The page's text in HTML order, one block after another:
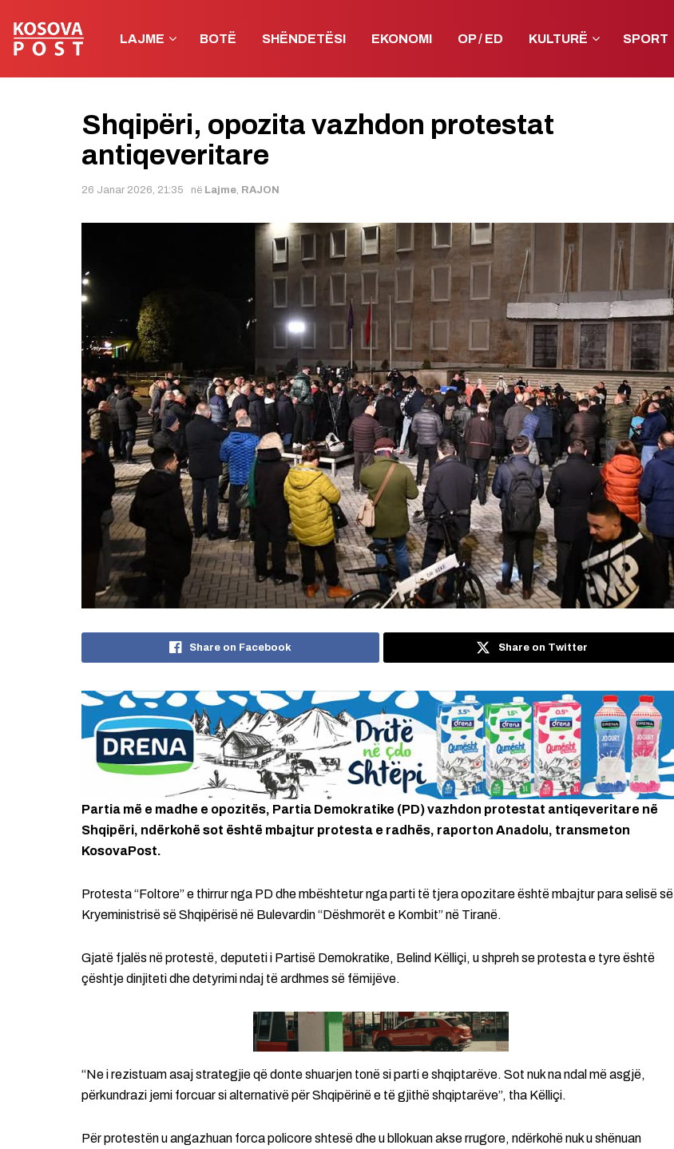
LAJME BOTË SHËNDETËSI EKONOMI OP / ED KULTURË SPORT
Shqipëri, opozita vazhdon protestat
antiqeveritare
26 Janar 2026, 21:35 në Lajme, RAJON
Share on Facebook Share on Twitter
Partia më e madhe e opozitës, Partia Demokratike (PD) vazhdon protestat antiqeveritare në
Shqipëri, ndërkohë sot është mbajtur protesta e radhës, raporton Anadolu, transmeton
KosovaPost.
Protesta “Foltore” e thirrur nga PD dhe mbështetur nga parti të tjera opozitare është mbajtur para selisë së
Kryeministrisë së Shqipërisë në Bulevardin “Dëshmorët e Kombit” në Tiranë.
Gjatë fjalës në protestë, deputeti i Partisë Demokratike, Belind Këlliçi, u shpreh se protesta e tyre është
çështje dinjiteti dhe detyrimi ndaj të ardhmes së fëmijëve.
“Ne i rezistuam asaj strategjie që donte shuarjen tonë si parti e shqiptarëve. Sot nuk na ndal më asgjë,
përkundrazi jemi forcuar si alternativë për Shqipërinë e të gjithë shqiptarëve”, tha Këlliçi.
Për protestën u angazhuan forca policore shtesë dhe u bllokuan akse rrugore, ndërkohë nuk u shënuan